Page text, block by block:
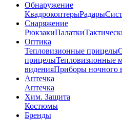
Обнаружение
КвадрокоптерыРадары
Снаряжение
РюкзакиПалатки
Оптика
Тепловизионные прицелы
прицелыТепловизионные
виденияПриборы ночного
Аптечка
Аптечка
Хим. Защита
Костюмы
Бренды